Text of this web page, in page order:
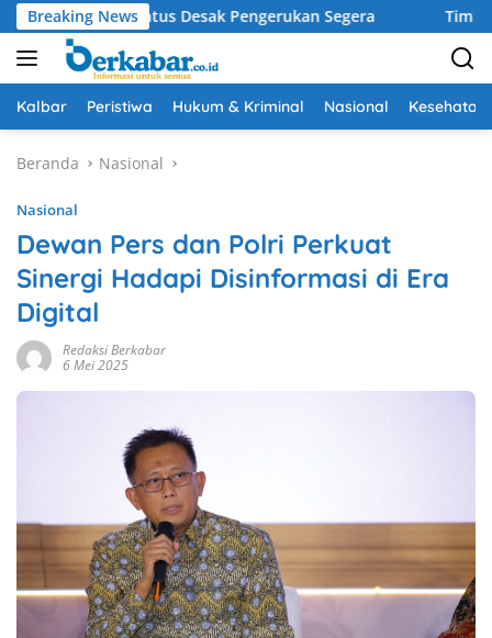
Langsung
ke
konten
Breaking News
Krisantus Desak Pengerukan Segera Tim Klewang
Kalbar Peristiwa Hukum & Kriminal Nasional Kesehatan
Beranda Nasional
Nasional
Dewan Pers dan Polri Perkuat
Sinergi Hadapi Disinformasi di Era
Digital
Redaksi Berkabar
6 Mei 2025